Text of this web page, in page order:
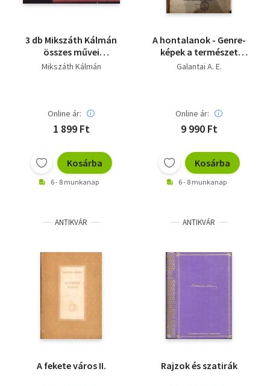
3 db Mikszáth Kálmán
összes művei
sorozatból: 9.kötet:
1882-1883 +
Elbeszélések 35.kötet:
1884. kötet (Kritikai
Mikszáth Kálmán
Online ár:
1 899 Ft
Kosárba
6 - 8 munkanap
A hontalanok - Genre-
képek a természet
után - I.kötet
Galantai A. E.
Online ár:
9 990 Ft
Kosárba
6 - 8 munkanap
ANTIKVÁR
A fekete város II.
ANTIKVÁR
Rajzok és szatirák